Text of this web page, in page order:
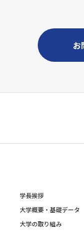
お
学長挨拶
大学概要・基礎データ
大学の取り組み